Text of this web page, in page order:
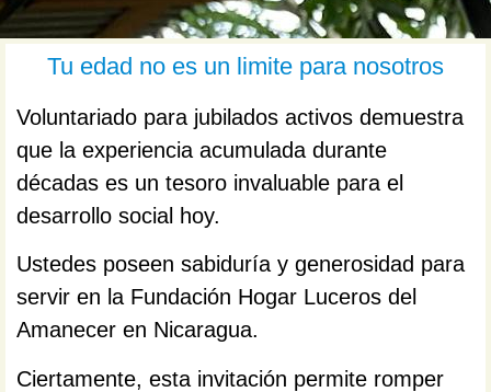
Tu edad no es un limite para nosotros
Voluntariado para jubilados activos demuestra
que la experiencia acumulada durante
décadas es un tesoro invaluable para el
desarrollo social hoy.
Ustedes poseen sabiduría y generosidad para
servir en la Fundación Hogar Luceros del
Amanecer en Nicaragua.
Ciertamente, esta invitación permite romper